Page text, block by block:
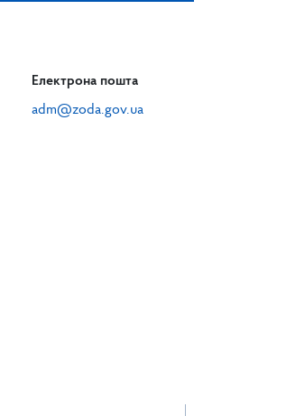
Електрона пошта
adm@zoda.gov.ua